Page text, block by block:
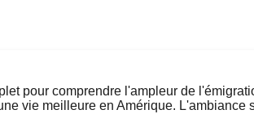
pour comprendre l'ampleur de
vie meilleure en Amérique.